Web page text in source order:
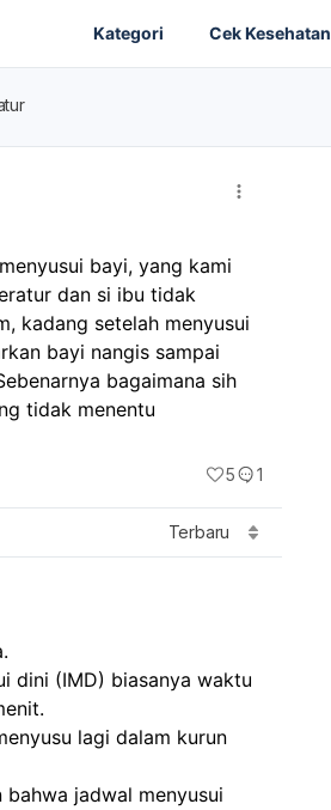
Kategori Cek Kesehatan
bayi, yang kami
dan si ibu tidak
kadang setelah menyusui
bayi nangis sampai
bagaimana sih
tidak menentu
5 1
Terbaru
dini (IMD) biasanya waktu
lagi dalam kurun
bahwa jadwal menyusui